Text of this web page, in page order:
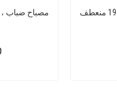
مصباح ضباب ، يمين